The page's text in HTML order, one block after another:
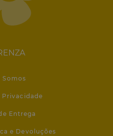
Somos
Entrega
e Devoluções